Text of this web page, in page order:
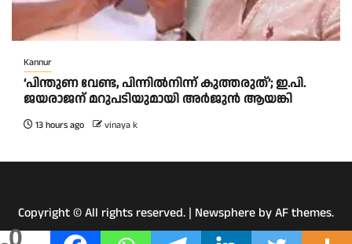
0
Kannur
‘പിന്തുണ വേണ്ട, പിന്നിൽനിന്ന് കുത്തരുത്’; ഇ.പി.
ജയരാജന് മറുപടിയുമായി അർജുൻ ആയങ്കി
13 hours ago vinaya k
Copyright © All rights reserved. | Newsphere by AF themes.